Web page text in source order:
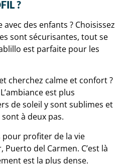
?
des enfants ? Choisissez
sont sécurisantes, tout se
est parfaite pour les
cherchez calme et confort ?
est plus
de soleil y sont sublimes et
à deux pas.
profiter de la vie
del Carmen. C’est là
est la plus dense.